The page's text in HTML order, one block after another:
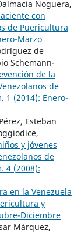
Noguera,
con
de Puericultura
Marzo
de
Schemann-
de la
de
1 (2014): Enero-
Esteban
y jóvenes
de
4 (2008):
en la Venezuela
y
Diciembre
Márquez,